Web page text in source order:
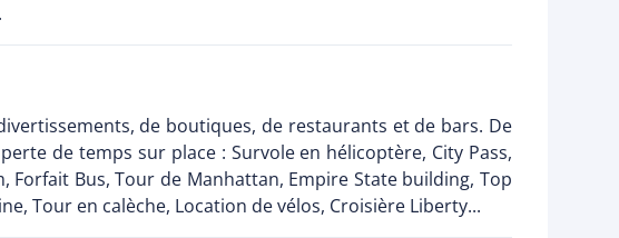
de boutiques, de restaurants et de bars. De
de temps sur place : Survole en hélicoptère, City Pass,
Forfait Bus, Tour de Manhattan, Empire State building, Top
Tour en calèche, Location de vélos, Croisière Liberty...